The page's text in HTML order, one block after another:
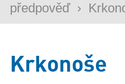
předpověď ›
Krkonoše